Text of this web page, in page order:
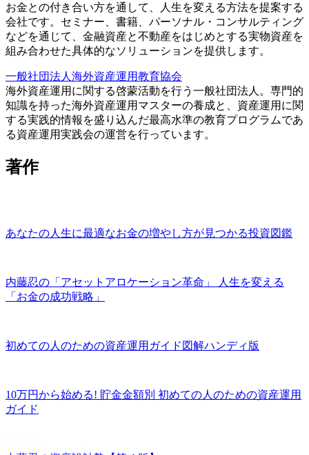
お金との付き合い方を通して、人生を変える方法を提案する
会社です。セミナー、書籍、パーソナル・コンサルティング
などを通じて、金融資産と不動産をはじめとする実物資産を
組み合わせた具体的なソリューションを提供します。
一般社団法人海外資産運用教育協会
海外資産運用に関する啓蒙活動を行う一般社団法人。専門的
知識を持った海外資産運用マスターの養成と、資産運用に関
する実践的情報を盛り込んだ最高水準の教育プログラムであ
る資産運用実践会の運営を行っています。
著作
あなたの人生に最適なお金の増やし方が見つかる投資図鑑
内藤忍の「アセットアロケーション革命」 人生を変える
「お金の成功戦略」
初めての人のための資産運用ガイド図解ハンディ版
10万円から始める! 貯金金額別 初めての人のための資産運用
ガイド